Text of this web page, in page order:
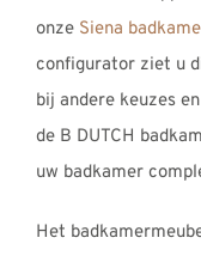
onze Siena
configurator ziet u
bij andere keuzes
de B DUTCH
uw badkamer
Het